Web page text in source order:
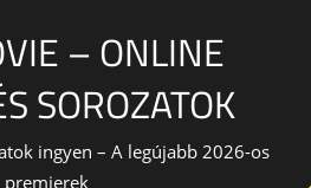
– ONLINE
SOROZATOK
ingyen – A legújabb 2026-os
premierek